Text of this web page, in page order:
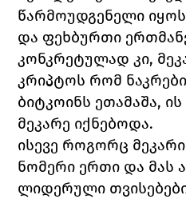
წარმოუდგენელი
და ფეხბურთი
კონკრეტულად კი,
კრიპტოს რომ
ბიტკოინს ეთამაშა,
მეკარე იქნებოდა.
ისევე როგორც
ნომერი ერთი და მას
ლიდერული